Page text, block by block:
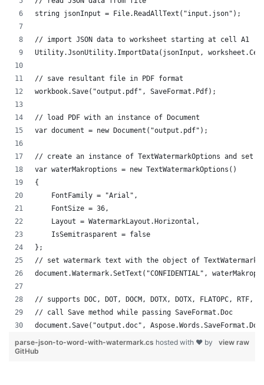
string jsonInput = File.ReadAllText("input.json");
// import JSON data to worksheet starting at cell A1
Utility.JsonUtility.ImportData(jsonInput,
// save resultant file in PDF format
workbook.Save("output.pdf", SaveFormat.Pdf);
// load PDF with an instance of Document
var document = new Document("output.pdf");
// create an instance of TextWatermarkOptions and set
var waterMakroptions = new TextWatermarkOptions()
{
    FontFamily = "Arial",
    FontSize = 36,
    Layout = WatermarkLayout.Horizontal,
    IsSemitrasparent = false
};
// set watermark text with the object of
document.Watermark.SetText("CONFIDENTIAL",
// supports DOC, DOT, DOCM, DOTX, DOTX, FLATOPC,
// call Save method while passing SaveFormat.Doc
document.Save("output.doc",
view raw
parse-json-to-word-with-watermark.cs hosted with ❤ by
GitHub